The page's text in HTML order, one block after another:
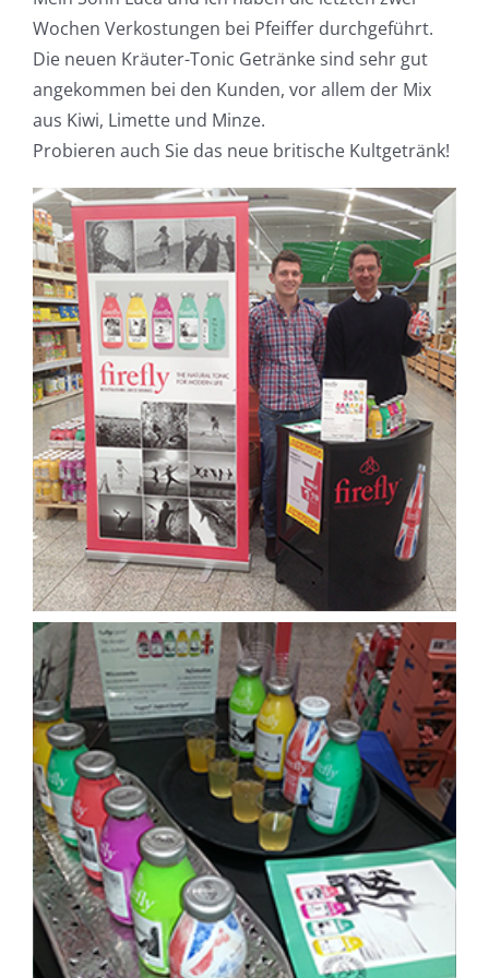
NEWS
Wochen Verkostungen bei Pfeiffer durchgeführt.
Die neuen Kräuter-Tonic Getränke sind sehr gut
angekommen bei den Kunden, vor allem der Mix
aus Kiwi, Limette und Minze.
Probieren auch Sie das neue britische Kultgetränk!